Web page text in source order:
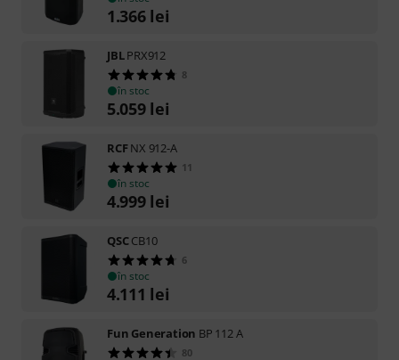
1.366 lei
JBLPRX912
8
în stoc
5.059 lei
RCFNX 912-A
11
în stoc
4.999 lei
QSCCB10
6
în stoc
4.111 lei
Fun Generation BP 112 A
80